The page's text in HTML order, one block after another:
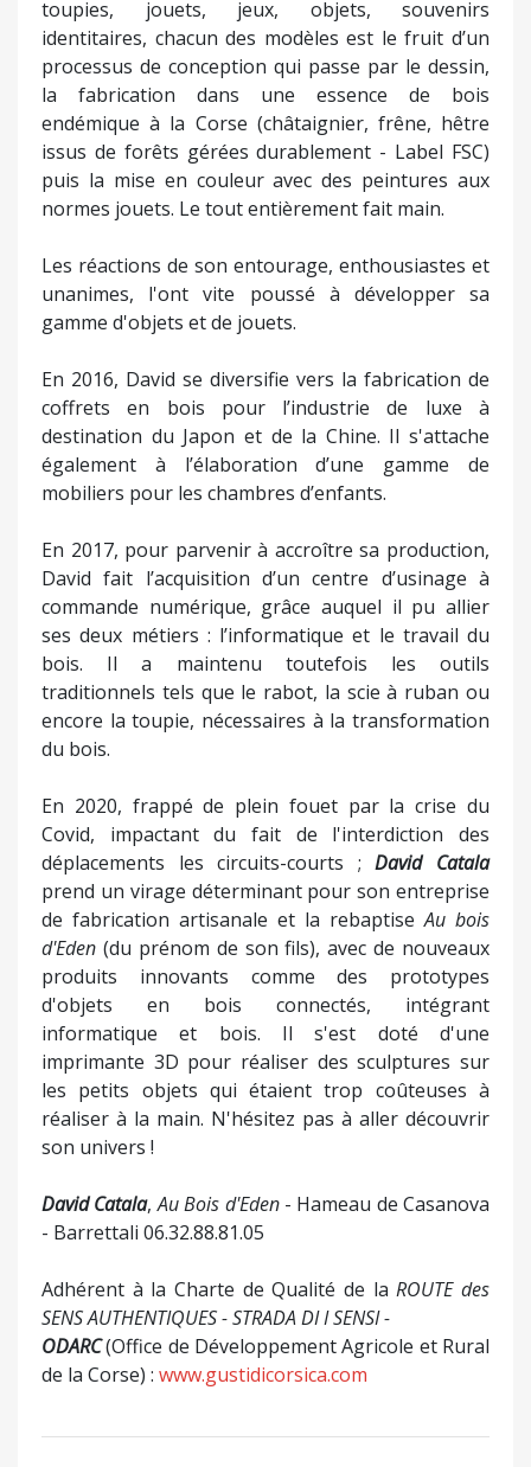
toupies, jouets, jeux, objets, souvenirs
identitaires, chacun des modèles est le fruit d’un
processus de conception qui passe par le dessin,
la fabrication dans une essence de bois
endémique à la Corse (châtaignier, frêne, hêtre
issus de forêts gérées durablement - Label FSC)
puis la mise en couleur avec des peintures aux
normes jouets. Le tout entièrement fait main.
Les réactions de son entourage, enthousiastes et
unanimes, l'ont vite poussé à développer sa
gamme d'objets et de jouets.
En 2016, David se diversifie vers la fabrication de
coffrets en bois pour l’industrie de luxe à
destination du Japon et de la Chine. Il s'attache
également à l’élaboration d’une gamme de
mobiliers pour les chambres d’enfants.
En 2017, pour parvenir à accroître sa production,
David fait l’acquisition d’un centre d’usinage à
commande numérique, grâce auquel il pu allier
ses deux métiers : l’informatique et le travail du
bois. Il a maintenu toutefois les outils
traditionnels tels que le rabot, la scie à ruban ou
encore la toupie, nécessaires à la transformation
du bois.
En 2020, frappé de plein fouet par la crise du
Covid, impactant du fait de l'interdiction des
déplacements les circuits-courts ;David Catala
prend un virage déterminant pour son entreprise
de fabrication artisanale et la rebaptiseAu bois
d'Eden (du prénom de son fils), avec de nouveaux
produits innovants comme des prototypes
d'objets en bois connectés, intégrant
informatique et bois. Il s'est doté d'une
imprimante 3D pour réaliser des sculptures sur
les petits objets qui étaient trop coûteuses à
réaliser à la main. N'hésitez pas à aller découvrir
son univers !
David Catala,Au Bois d'Eden- Hameau de Casanova
- Barrettali 06.32.88.81.05
Adhérent à la Charte de Qualité de laROUTE des
SENS AUTHENTIQUES - STRADA DI I SENSI -
ODARC(Office de Développement Agricole et Rural
de la Corse) : www.gustidicorsica.com